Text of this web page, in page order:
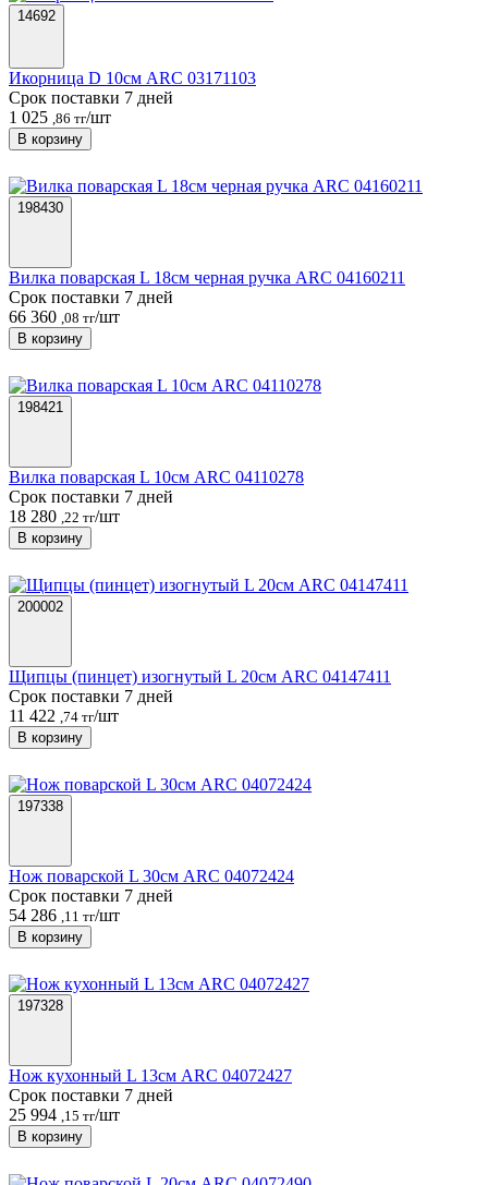
14692
Икорница D 10см ARC 03171103
Срок поставки 7 дней
1 025 ,86 тг/шт
В корзину
198430
Вилка поварская L 18см черная ручка ARC 04160211
Срок поставки 7 дней
66 360 ,08 тг/шт
В корзину
198421
Вилка поварская L 10см ARC 04110278
Срок поставки 7 дней
18 280 ,22 тг/шт
В корзину
200002
Щипцы (пинцет) изогнутый L 20см ARC 04147411
Срок поставки 7 дней
11 422 ,74 тг/шт
В корзину
197338
Нож поварской L 30см ARC 04072424
Срок поставки 7 дней
54 286 ,11 тг/шт
В корзину
197328
Нож кухонный L 13см ARC 04072427
Срок поставки 7 дней
25 994 ,15 тг/шт
В корзину